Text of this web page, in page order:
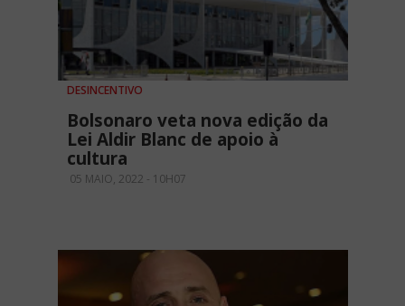
DESINCENTIVO
Bolsonaro veta nova edição da
Lei Aldir Blanc de apoio à
cultura
05 MAIO, 2022 - 10H07